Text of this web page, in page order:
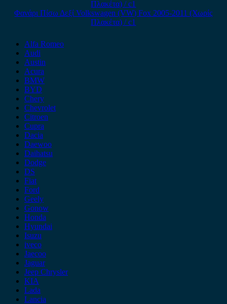
Φανάρι Πίσω Δεξί Volkswagen (VW) Fox 2005-2011 (Χωρίς
Πλακέτα) / c1
Alfa Romeo
Audi
Austin
Acura
BMW
BYD
Chery
Chevrolet
Citroen
Cupra
Dacia
Daewoo
Daihatsu
Dodge
DS
Fiat
Ford
Geely
Gonow
Honda
Hyundai
Isuzu
iveco
Jaecoo
Jaguar
Jeep Chrysler
KIA
Lada
Lancia